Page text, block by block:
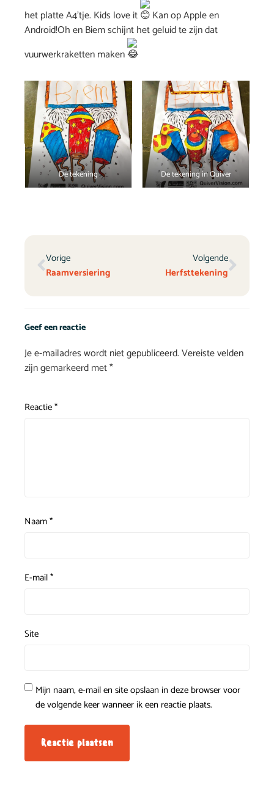
het platte A4’tje. Kids love it
Kan op Apple en
Android!Oh en Biem schijnt het geluid te zijn dat
vuurwerkraketten maken
De tekening De tekening in Quiver
Vorige
Raamversiering
Volgende
Herfsttekening
Geef een reactie
Je e-mailadres wordt niet gepubliceerd.Vereiste velden
zijn gemarkeerd met*
Reactie*
Naam*
E-mail*
Site
Mijn naam, e-mail en site opslaan in deze browser voor
de volgende keer wanneer ik een reactie plaats.